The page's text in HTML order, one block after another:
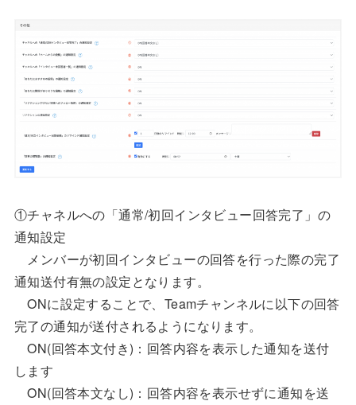
①チャネルへの「通常/初回インタビュー回答完了」の
通知設定
メンバーが初回インタビューの回答を行った際の完了
通知送付有無の設定となります。
ONに設定することで、Teamチャンネルに以下の回答
完了の通知が送付されるようになります。
ON(回答本文付き)：回答内容を表示した通知を送付
します
ON(回答本文なし)：回答内容を表示せずに通知を送